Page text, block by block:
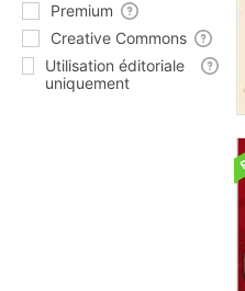
Premium
Creative Commons
Utilisation éditoriale
uniquement